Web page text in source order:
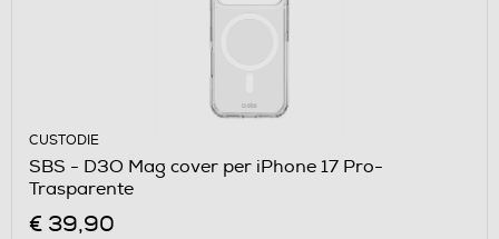
CUSTODIE
SBS - D3O Mag cover per iPhone 17 Pro-
Trasparente
€ 39,90